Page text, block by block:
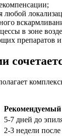
любой
в зоне
препаратов и
Рекомендуемый
5-7 дней до
2-3 недели